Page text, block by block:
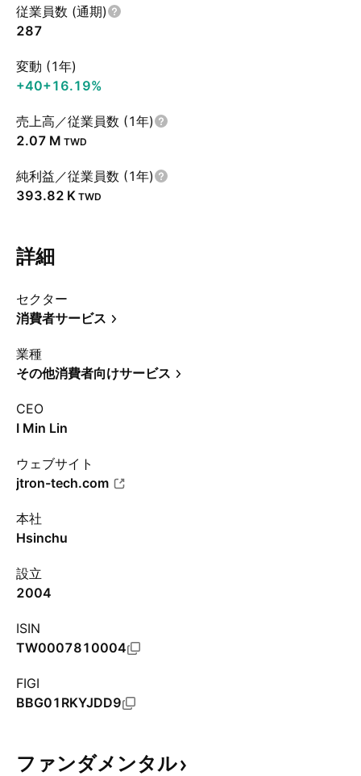
従業員数 (通期)
287
変動 (1年)
+40+16.19%
売上高／従業員数 (1年)
‪2.07 M‬ TWD
純利益／従業員数 (1年)
‪393.82 K‬ TWD
詳細
セクター
消費者サービス
業種
その他消費者向けサービス
CEO
I Min Lin
ウェブサイト
jtron-tech.com
本社
Hsinchu
設立
2004
ISIN
TW0007810004
FIGI
BBG01RKYJDD9
ファンダメンタル